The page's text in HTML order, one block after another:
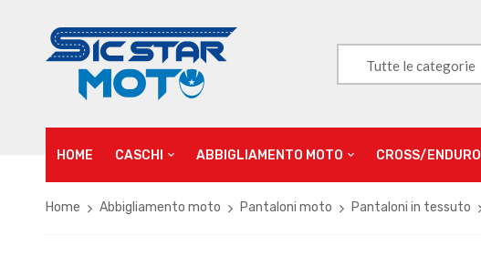
Tutte le categorie
HOME CASCHI ABBIGLIAMENTO MOTO CROSS/ENDURO
Home Abbigliamento moto Pantaloni moto Pantaloni in tessuto